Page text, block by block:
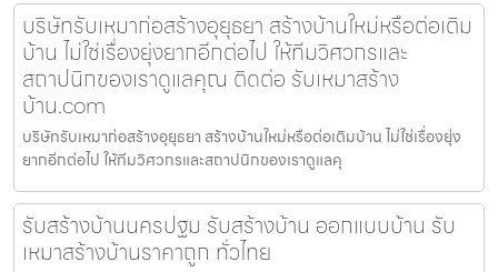
บริษัทรับเหมาก่อสร้างอุยุธยา สร้างบ้านใหม่หรือต่อเติม
บ้าน ไม่ใช่เรื่องยุ่งยากอีกต่อไป ให้ทีมวิศวกรและ
สถาปนิกของเราดูแลคุณ ติดต่อ รับเหมาสร้าง
บ้าน.com
บริษัทรับเหมาก่อสร้างอุยุธยา สร้างบ้านใหม่หรือต่อเติมบ้าน ไม่ใช่เรื่องยุ่ง
ยากอีกต่อไป ให้ทีมวิศวกรและสถาปนิกของเราดูแลคุ
รับสร้างบ้านนครปฐม รับสร้างบ้าน ออกแบบบ้าน รับ
เหมาสร้างบ้านราคาถูก ทั่วไทย